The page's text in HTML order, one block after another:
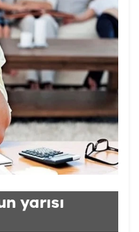
yarısı